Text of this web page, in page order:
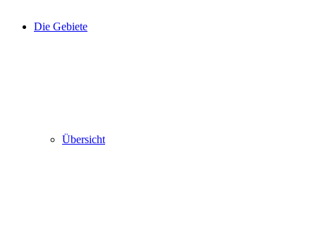
Die Gebiete
Übersicht